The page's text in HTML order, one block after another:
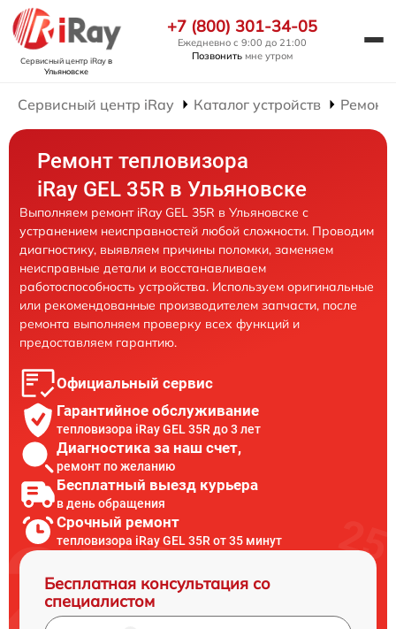
Сервисный центр iRayв
Ульяновске
+7 (800) 301-34-05
Ежедневно с 9:00 до 21:00
Позвонить мне утром
Сервисный центр iRay Каталог устройств Ремонт
Ремонт тепловизора
iRay GEL 35R в Ульяновске
Выполняем ремонт iRay GEL 35R в Ульяновске с
устранением неисправностей любой сложности. Проводим
диагностику, выявляем причины поломки, заменяем
неисправные детали и восстанавливаем
работоспособность устройства. Используем оригинальные
или рекомендованные производителем запчасти, после
ремонта выполняем проверку всех функций и
предоставляем гарантию.
Официальный сервис
Гарантийное обслуживание
тепловизора iRay GEL 35R до 3 лет
Диагностика за наш счет,
ремонт по желанию
Бесплатный выезд курьера
в день обращения
Срочный ремонт
тепловизора iRay GEL 35R от 35 минут
Бесплатная консультация со
специалистом